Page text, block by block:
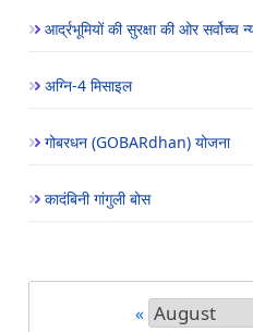
आर्द्रभूमियों की सुरक्षा की ओर सर्वोच्च
अग्नि-4 मिसाइल
गोबरधन (GOBARdhan) योजना
कादंबिनी गांगुली बोस
«